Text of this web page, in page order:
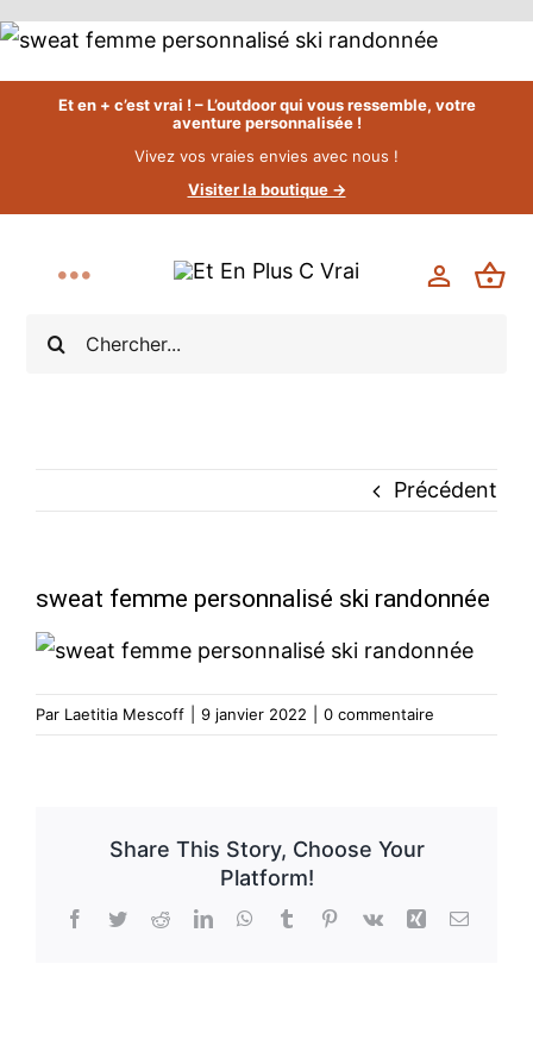
Passer
au
contenuEt en + c’est vrai ! – L’outdoor qui vous ressemble, votre
aventure personnalisée !
Vivez vos vraies envies avec nous !
Visiter la boutique →
Rechercher:
Navigation
Accueil
Boutique
Bonnes Affaires
Modèle
Précédent
sweat femme personnalisé ski randonnée
Par Laetitia Mescoff 9 janvier 2022 0 commentaire
Share This Story, Choose Your
Platform!
Facebook
TwitterRedditLinkedInWhatsApp
TumblrPinterest
Vk Xing Email